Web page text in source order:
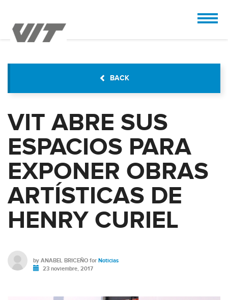
BACK
VIT ABRE SUS
ESPACIOS PARA
EXPONER OBRAS
ARTÍSTICAS DE
HENRY CURIEL
by ANABEL BRICEÑO for Noticias
23 noviembre, 2017